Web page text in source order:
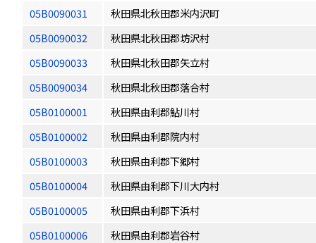
05B0090031
秋田県北秋田郡米内沢町
05B0090032
秋田県北秋田郡坊沢村
05B0090033
秋田県北秋田郡矢立村
05B0090034
秋田県北秋田郡落合村
05B0100001
秋田県由利郡鮎川村
05B0100002
秋田県由利郡院内村
05B0100003
秋田県由利郡下郷村
05B0100004
秋田県由利郡下川大内村
05B0100005
秋田県由利郡下浜村
05B0100006
秋田県由利郡岩谷村